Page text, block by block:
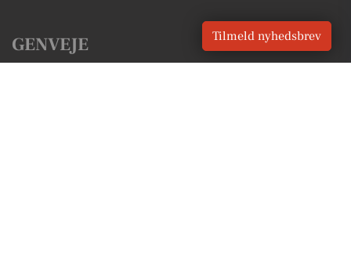
GENVEJE Tilmeld nyhedsbrev